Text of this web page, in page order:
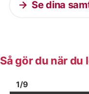
Se dina
Så gör du när du
Bild1
1/9